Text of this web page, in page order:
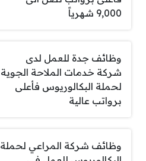
9,000 شهرياً
وظائف جدة للعمل لدى
شركة خدمات الملاحة الجوية
لحملة البكالوريوس فأعلى
برواتب عالية
وظائف شركة المراعي لحملة